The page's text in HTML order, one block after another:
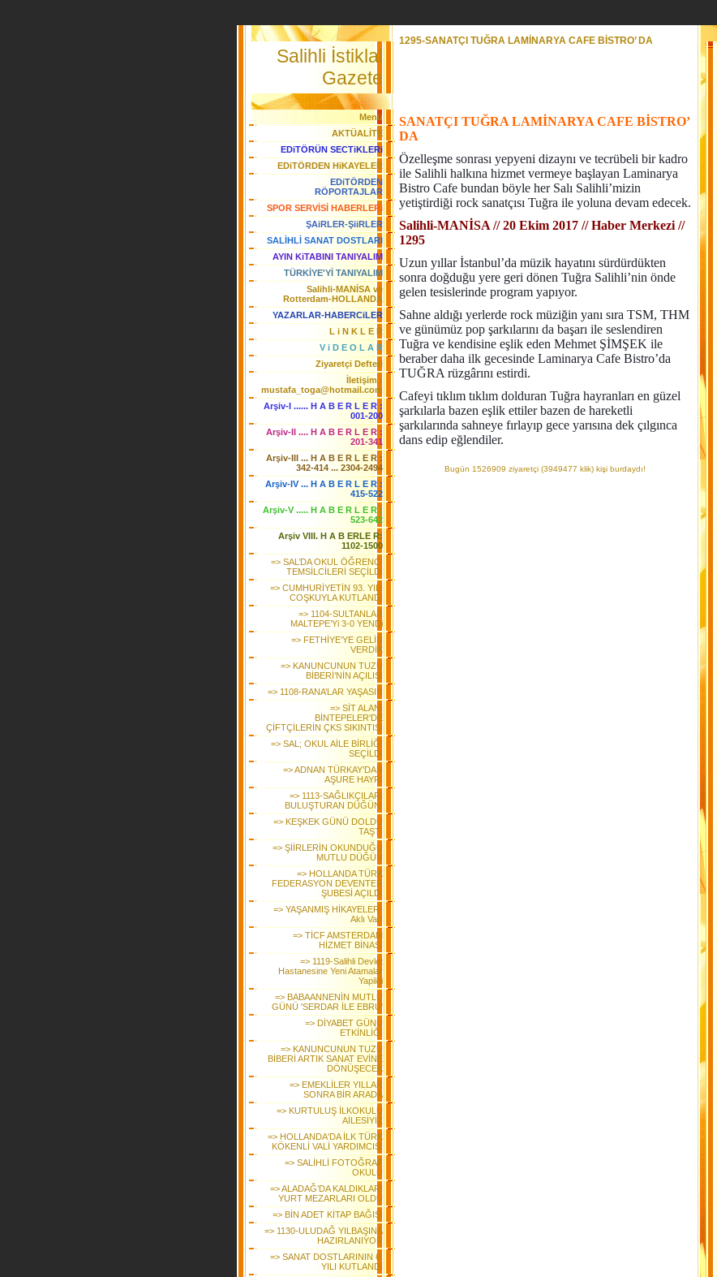
Salihli İstiklal
Gazete
Menü
AKTÜALİTE
EDiTÖRÜN SECTiKLERi
EDiTÖRDEN HiKAYELER
EDiTÖRDEN
RÖPORTAJLAR
SPOR SERVİSİ HABERLERi
ŞAiRLER-ŞiiRLER
SALİHLİ SANAT DOSTLARI
AYIN KiTABINI TANIYALIM
TÜRKİYE'Yİ TANIYALIM
Salihli-MANİSA ve
Rotterdam-HOLLANDA
YAZARLAR-HABERCiLER
L i N K L E R
V i D E O L A R
Ziyaretçi Defteri
İletişim :
mustafa_toga@hotmail.com
Arşiv-I ...... H A B E R L E R :
001-200
Arşiv-II .... H A B E R L E R :
201-341
Arşiv-III ... H A B E R L E R :
342-414 ... 2304-2494
Arşiv-IV ... H A B E R L E R :
415-522
Arşiv-V ..... H A B E R L E R :
523-642
Arşiv VIII. H A B ERLE R:
1102-1500
=> SAL’DA OKUL ÖĞRENCİ
TEMSİLCİLERİ SEÇİLDİ
=> CUMHURİYETİN 93. YILI
COŞKUYLA KUTLANDI
=> 1104-SULTANLAR
MALTEPE’Yi 3-0 YENDi
=> FETHİYE’YE GELİN
VERDİK
=> KANUNCUNUN TUZU
BİBERİ’NİN AÇILIŞI
=> 1108-RANA’LAR YAŞASIN
=> SİT ALANI
BİNTEPELER'DE
ÇİFTÇİLERİN ÇKS SIKINTISI
=> SAL; OKUL AİLE BİRLİĞİ
SEÇİLDİ
=> ADNAN TÜRKAY’DAN
AŞURE HAYRI
=> 1113-SAĞLIKÇILARI
BULUŞTURAN DÜĞÜN!
=> KEŞKEK GÜNÜ DOLDU
TAŞTI
=> ŞİİRLERİN OKUNDUĞU
MUTLU DÜĞÜN
=> HOLLANDA TÜRK
FEDERASYON DEVENTER
ŞUBESİ AÇILDI
=> YAŞANMIŞ HİKAYELER-
Aklı Var!
=> TİCF AMSTERDAM
HİZMET BİNASI
=> 1119-Salihli Devlet
Hastanesine Yeni Atamalar
Yapildi
=> BABAANNENİN MUTLU
GÜNÜ 'SERDAR İLE EBRU'
=> DİYABET GÜNÜ
ETKİNLİĞİ
=> KANUNCUNUN TUZU
BİBERİ ARTIK SANAT EVİNE
DÖNÜŞECEK
=> EMEKLİLER YILLAR
SONRA BİR ARADA
=> KURTULUŞ İLKOKULU
AİLESİYİZ
=> HOLLANDA'DA İLK TÜRK
KÖKENLİ VALİ YARDIMCISI
=> SALİHLİ FOTOĞRAF
OKULU
=> ALADAĞ’DA KALDIKLARI
YURT MEZARLARI OLDU
=> BİN ADET KİTAP BAĞIŞI
=> 1130-ULUDAĞ YILBAŞINA
HAZIRLANIYOR
=> SANAT DOSTLARININ 6.
YILI KUTLANDI
1295-SANATÇI TUĞRA LAMİNARYA CAFE BİSTRO’ DA
SANATÇI TUĞRA LAMİNARYA CAFE BİSTRO’
DA
Özelleşme sonrası yepyeni dizaynı ve tecrübeli bir kadro
ile Salihli halkına hizmet vermeye başlayan Laminarya
Bistro Cafe bundan böyle her Salı Salihli’mizin
yetiştirdiği rock sanatçısı Tuğra ile yoluna devam edecek.
Salihli-MANİSA // 20 Ekim 2017 // Haber Merkezi //
1295
Uzun yıllar İstanbul’da müzik hayatını sürdürdükten
sonra doğduğu yere geri dönen Tuğra Salihli’nin önde
gelen tesislerinde program yapıyor.
Sahne aldığı yerlerde rock müziğin yanı sıra TSM, THM
ve günümüz pop şarkılarını da başarı ile seslendiren
Tuğra ve kendisine eşlik eden Mehmet ŞİMŞEK ile
beraber daha ilk gecesinde Laminarya Cafe Bistro’da
TUĞRA rüzgârını estirdi.
Cafeyi tıklım tıklım dolduran Tuğra hayranları en güzel
şarkılarla bazen eşlik ettiler bazen de hareketli
şarkılarında sahneye fırlayıp gece yarısına dek çılgınca
dans edip eğlendiler.
Bugün 1526909 ziyaretçi (3949477 klik) kişi burdaydı!
Her Gün